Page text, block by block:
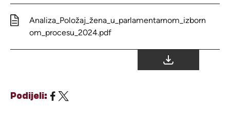
Analiza_Položaj_žena_u_parlamentarnom_izborn
om_procesu_2024.pdf
Podijeli: